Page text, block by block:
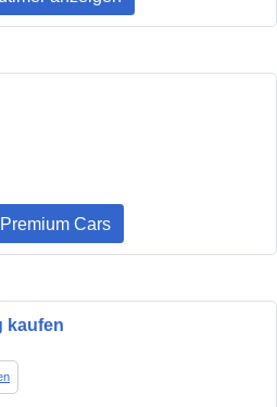
Cars
kaufen